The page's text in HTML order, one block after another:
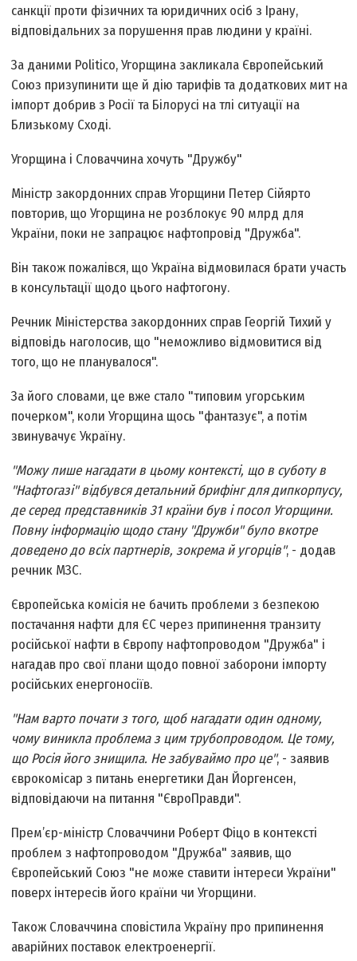
санкції проти фізичних та юридичних осіб з Ірану,
відповідальних за порушення прав людини у країні.
За даними Politico, Угорщина закликала Європейський
Союз призупинити ще й дію тарифів та додаткових мит на
імпорт добрив з Росії та Білорусі на тлі ситуації на
Близькому Сході.
Угорщина і Словаччина хочуть "Дружбу"
Міністр закордонних справ Угорщини Петер Сійярто
повторив, що Угорщина не розблокує 90 млрд для
України, поки не запрацює нафтопровід "Дружба".
Він також пожалівся, що Україна відмовилася брати участь
в консультації щодо цього нафтогону.
Речник Міністерства закордонних справ Георгій Тихий у
відповідь наголосив, що "неможливо відмовитися від
того, що не планувалося".
За його словами, це вже стало "типовим угорським
почерком", коли Угорщина щось "фантазує", а потім
звинувачує Україну.
"Можу лише нагадати в цьому контексті, що в суботу в
"Нафтогазі" відбувся детальний брифінг для дипкорпусу,
де серед представників 31 країни був і посол Угорщини.
Повну інформацію щодо стану "Дружби" було вкотре
доведено до всіх партнерів, зокрема й угорців", - додав
речник МЗС.
Європейська комісія не бачить проблеми з безпекою
постачання нафти для ЄС через припинення транзиту
російської нафти в Європу нафтопроводом "Дружба" і
нагадав про свої плани щодо повної заборони імпорту
російських енергоносіїв.
"Нам варто почати з того, щоб нагадати один одному,
чому виникла проблема з цим трубопроводом. Це тому,
що Росія його знищила. Не забуваймо про це", - заявив
єврокомісар з питань енергетики Дан Йоргенсен,
відповідаючи на питання "ЄвроПравди".
Прем’єр-міністр Словаччини Роберт Фіцо в контексті
проблем з нафтопроводом "Дружба" заявив, що
Європейський Союз "не може ставити інтереси України"
поверх інтересів його країни чи Угорщини.
Також Словаччина сповістила Україну про припинення
аварійних поставок електроенергії.